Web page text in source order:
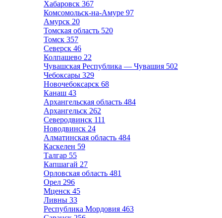
Хабаровск 367
Комсомольск-на-Амуре 97
Амурск 20
Томская область 520
Томск 357
Северск 46
Колпашево 22
Чувашская Республика — Чувашия 502
Чебоксары 329
Новочебоксарск 68
Канаш 43
Архангельская область 484
Архангельск 262
Северодвинск 111
Новодвинск 24
Алматинская область 484
Каскелен 59
Талгар 55
Капшагай 27
Орловская область 481
Орел 296
Мценск 45
Ливны 33
Республика Мордовия 463